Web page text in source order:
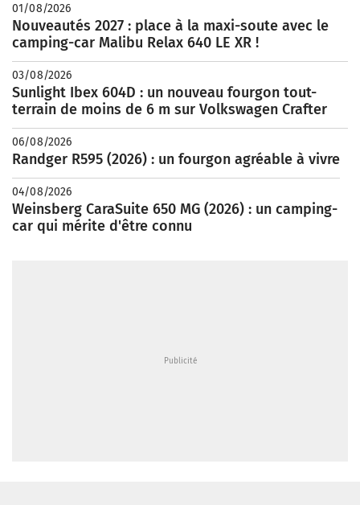
01/08/2026
Nouveautés 2027 : place à la maxi-soute avec le
camping-car Malibu Relax 640 LE XR !
03/08/2026
Sunlight Ibex 604D : un nouveau fourgon tout-
terrain de moins de 6 m sur Volkswagen Crafter
06/08/2026
Randger R595 (2026) : un fourgon agréable à vivre
04/08/2026
Weinsberg CaraSuite 650 MG (2026) : un camping-
car qui mérite d'être connu